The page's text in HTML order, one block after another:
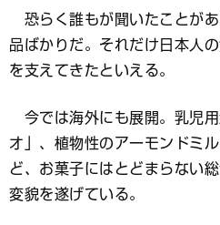
恐らく誰もが聞いたことが
品ばかりだ。それだけ日本人
を支えてきたといえる。
今では海外にも展開。乳児
オ」、植物性のアーモンドミ
ど、お菓子にはとどまらない
変貌を遂げている。